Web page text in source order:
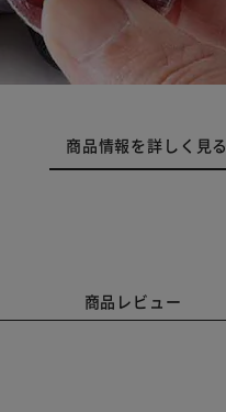
商品情報を詳しく見る
商品レビュー